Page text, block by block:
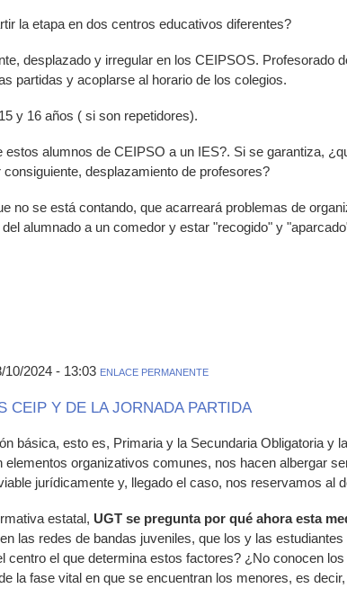
la etapa en dos centros educativos diferentes?
desplazado y irregular en los CEIPSOS. Profesorado
partidas y acoplarse al horario de los colegios.
y 16 años ( si son repetidores).
alumnos de CEIPSO a un IES?. Si se garantiza,
desplazamiento de profesores?
no se está contando, que acarreará problemas de
alumnado a un comedor y estar "recogido" y
10/2024 - 13:03 ENLACE PERMANENTE
CEIP Y DE LA JORNADA PARTIDA
básica, esto es, Primaria y la Secundaria Obligatoria y
elementos organizativos comunes, nos hacen albergar
jurídicamente y, llegado el caso, nos reservamos al
estatal, UGT se pregunta por qué ahora esta
las redes de bandas juveniles, que los y las
centro el que determina estos factores? ¿No conocen
la fase vital en que se encuentran los menores, es